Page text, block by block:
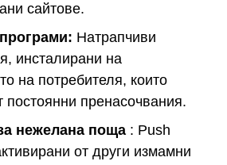
сайтове.
Натрапчиви
инсталирани на
на потребителя, които
постоянни пренасочвания.
нежелана поща : Push
от други измамни